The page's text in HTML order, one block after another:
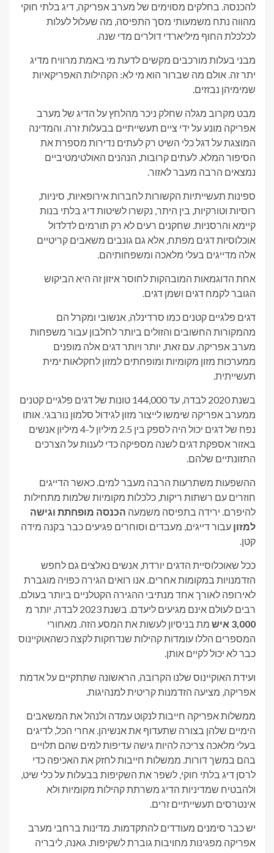
להכנסה. בחלקים מסוימים של מערב אפריקה, דיג בלתי חוקי
מהווה נתח משמעותי מסך התפיסה, מה שעלול לעלות
לכלכלת החוף מיליארדי דולרים מדי שנה.
מבני בעלות מורכבים מקשים לדעת מי באמת מרוויח מדיג
יתר זה. אולם מה שברור הוא מי לא: הקהילות האפריקאיות
שמימיהן נבזזים.
מבט מקרוב מגלה שחלק ניכר מהלחץ על הדיג של מערב
אפריקה מונע על ידי ציים תעשייתיים בבעלות זרה. והמדינה
המוצגת על דגל כלי השיט רק לעתים נדירות מספרת את
הסיפור המלא. לעתים קרובות, הנהנים האולטימטיביים
נמצאים הרבה מעבר לאזור.
ספינות תעשייתיות הקשורות לחברות אירופאיות, סיניות,
רוסיות וטורקיות, בין היתר, נקשרו לשיטות דיג בלתי בנות
קיימא והרסניות. שחקנים רעים לא רק תורמים לדלדול
אוכלוסיות דגים מפתח, אלא גם גונבים משאבים קריטיים
אלה מדייגים בעלי מלאכה ומשפחותיהם.
אחת הדוגמאות המובהקות לחוסר איזון זה היא הביקוש
הגובר לקמח דגים ושמן דגים.
דגים פלגיים קטנים כמו סרדינלה, אנשובי ומקרל הם
מהמקורות החשובים והזולים ביותר לחלבון עבור משפחות
מערב אפריקה. עם זאת, יותר ויותר דגים אלה מופנים
ממערכות מזון מקומיות ומופחתים למזון לחקלאות ימית
תעשייתית.
בשנת 2020 לבדה, עד 144,000 טונות של דגים פלגיים קטנים
ממערב אפריקה שימשו לייצור מזון לגידול סלמון נורבגי. אותו
נפח של דגים יכול היה לספק בין 2.5 מיליון ל-4 מיליון אנשים
באזור אספקת דגים לשנה מספיקה כדי לענות על הצרכים
התזונתיים שלהם.
ההשפעות משתרעות הרבה מעבר למים. כאשר הדייגים
חוזרים עם רשתות ריקות, כלכלות מקומיות שלמות מתחילות
להיפרם. ירידה בתפיסה משמעה הכנסה מופחתת וגישה
למזון עבור דייגים, מעבדים וסוחרים פגיעים כבר בקנה מידה
קטן.
ככל שאוכלוסיית הדגים יורדת, אנשים נאלצים גם לחפש
הזדמנויות במקומות אחרים. אנו רואים הגירה כפויה מוגברת
לאירופה לאורך אחד מנתיבי ההגירה הקטלניים ביותר בעולם.
רבים לעולם אינם מגיעים ליעדם. בשנת 2023 לבדה, יותר מ
3,000 איש
מת בניסיון לעשות את המסע הזה. מאחורי
המספרים הללו עומדות קהילות שנדחקות לקצה כשהאוקיינוס
​​כבר לא יכול לקיים אותן.
ועידת האוקיינוס ​​שלנו הקרובה, הראשונה שתתקיים על אדמת
אפריקה, מציעה הזדמנות קריטית למנהיגות.
ממשלות אפריקה חייבות לנקוט עמדה ולנהל את המשאבים
הימיים שלהן בצורה שתעדוף את אנשיהן. אחרי הכל, לדיגים
בעלי מלאכה צריכה להיות גישה עדיפות למים שהם תלויים
בהם במשך דורות. ממשלות חייבות לחזק את האכיפה כדי
לרסן דיג בלתי חוקי, לשפר את השקיפות בבעלות על כלי שיט,
ולהבטיח שמדיניות הדיג משרתת קהילות מקומיות ולא
אינטרסים תעשייתיים זרים.
יש כבר סימנים מעודדים להתקדמות. מדינות ברחבי מערב
אפריקה מפגינות מחויבות גוברת לשקיפות. גאנה, ליבריה